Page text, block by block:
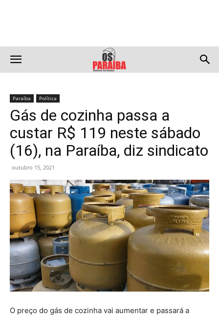
Paraíba Política
Gás de cozinha passa a
custar R$ 119 neste sábado
(16), na Paraíba, diz sindicato
outubro 15, 2021
O preço do gás de cozinha vai aumentar e passará a